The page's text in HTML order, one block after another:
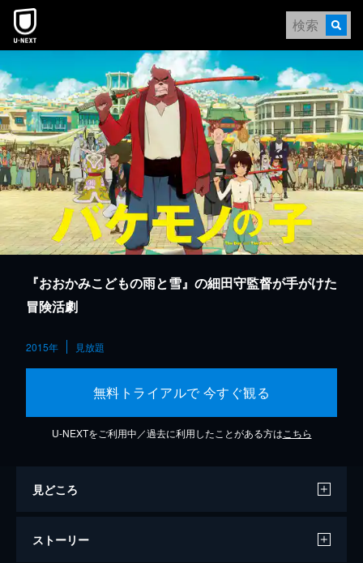
本文へスキップ
『おおかみこどもの雨と雪』の細田守監督が手がけた
冒険活劇
2015年 見放題
無料トライアルで 今すぐ観る
U-NEXTをご利用中／過去に利用したことがある方は こちら
見どころ
ストーリー